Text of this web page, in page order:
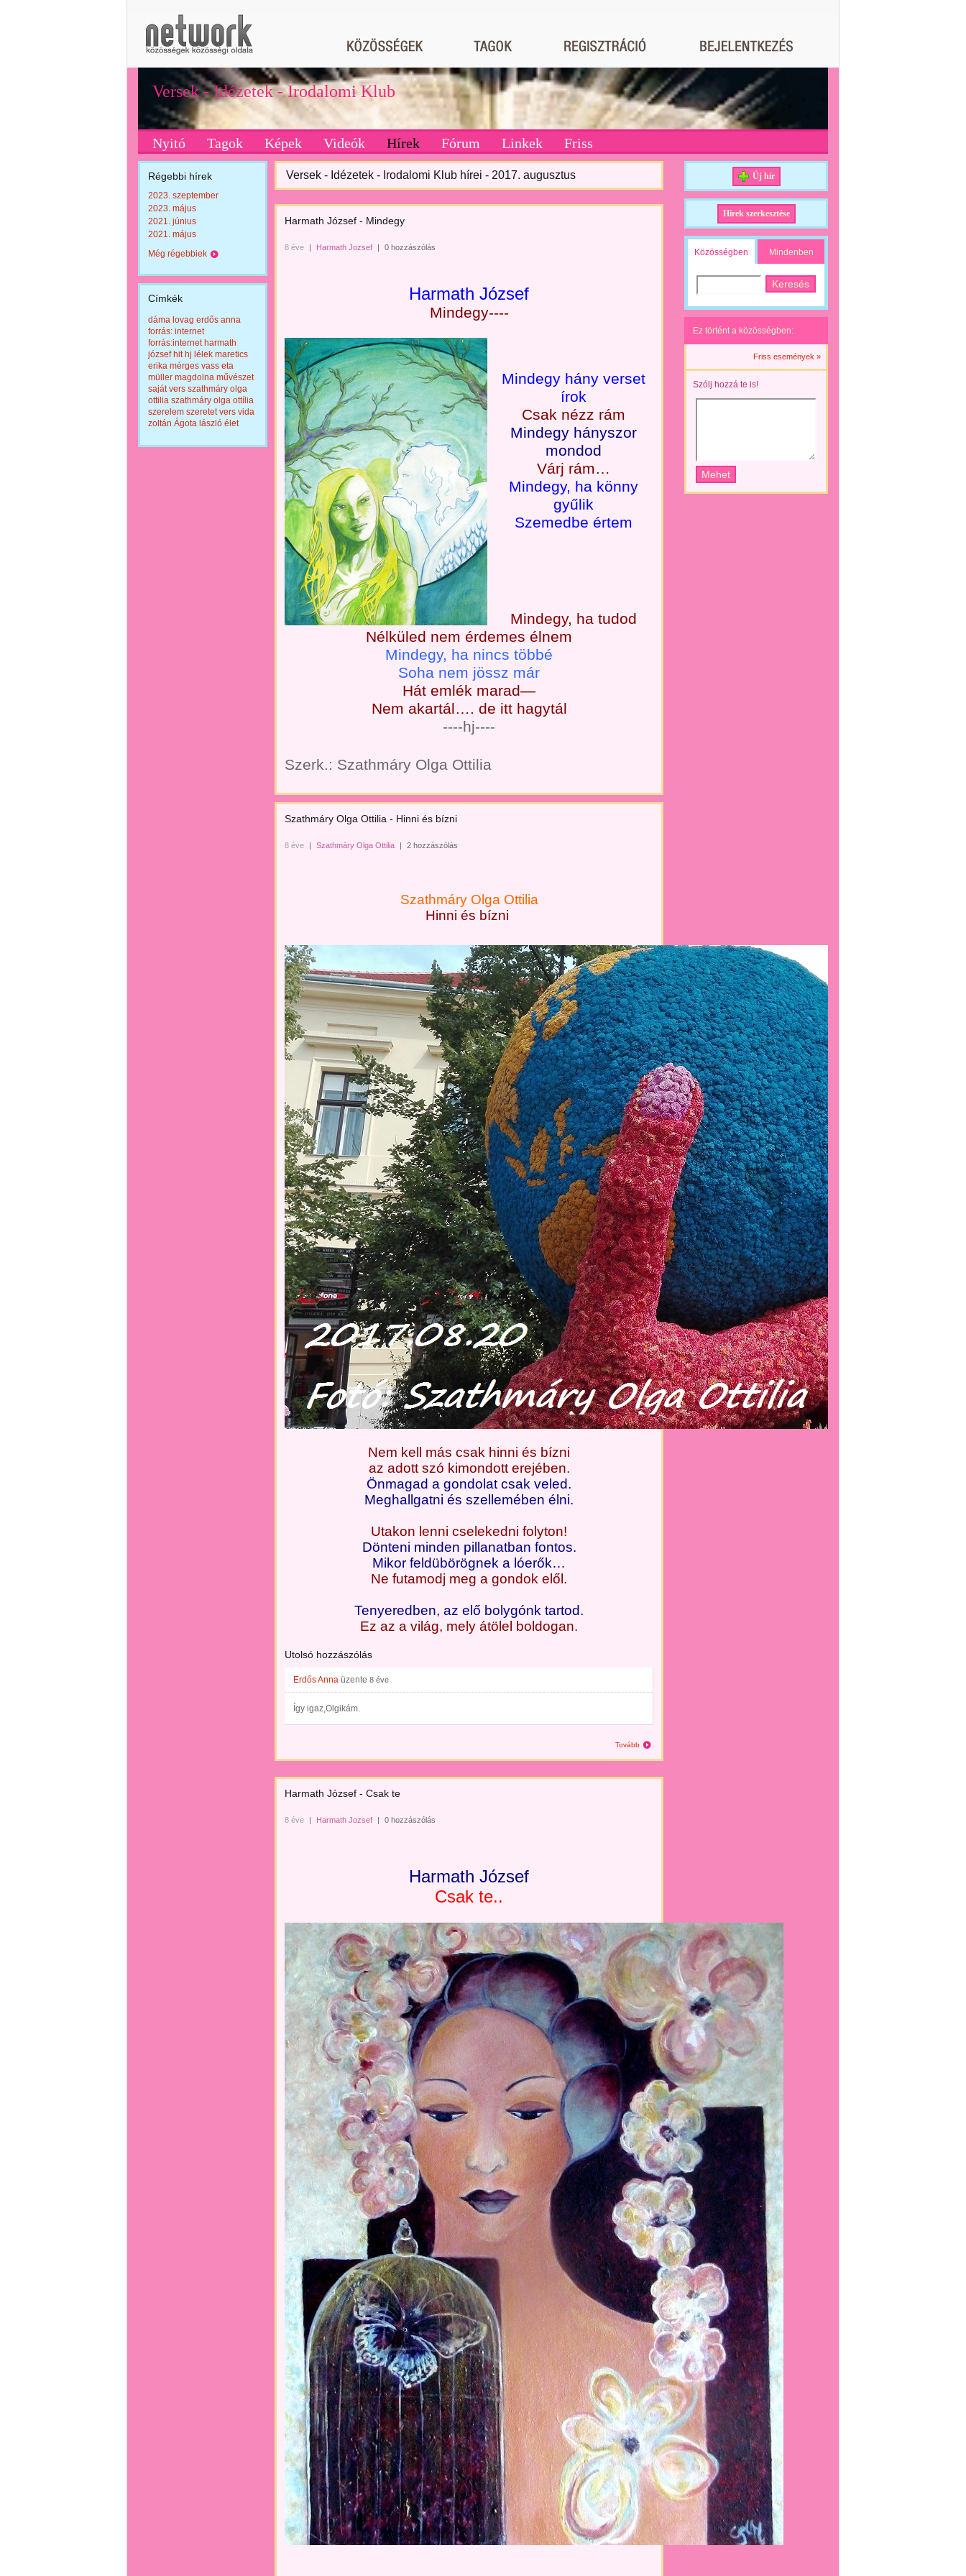
Versek - Idézetek - Irodalomi Klub
Nyitó Tagok Képek Videók Hírek Fórum Linkek Friss
Régebbi hírek
2023. szeptember
2023. május
2021. június
2021. május
Még régebbiek
Címkék
dáma lovag erdős anna
forrás: internet
forrás:internet harmath
józsef hit hj lélek maretics
erika mérges vass eta
müller magdolna művészet
saját vers szathmáry olga
ottilia szathmáry olga ottília
szerelem szeretet vers vida
zoltán Ágota lászló élet
Versek - Idézetek - Irodalomi Klub hírei - 2017. augusztus
Harmath József - Mindegy
8 éve | Harmath Jozsef | 0 hozzászólás
Harmath József
Mindegy----
Mindegy hány verset
írok
Csak nézz rám
Mindegy hányszor
mondod
Várj rám…
Mindegy, ha könny
gyűlik
Szemedbe értem
Mindegy, ha tudod
Nélküled nem érdemes élnem
Mindegy, ha nincs többé
Soha nem jössz már
Hát emlék marad—
Nem akartál…. de itt hagytál
----hj----
Szerk.: Szathmáry Olga Ottilia
Szathmáry Olga Ottilia - Hinni és bízni
8 éve | Szathmáry Olga Ottilia | 2 hozzászólás
Szathmáry Olga Ottilia
Hinni és bízni
Nem kell más csak hinni és bízni
az adott szó kimondott erejében.
Önmagad a gondolat csak veled.
Meghallgatni és szellemében élni.
Utakon lenni cselekedni folyton!
Dönteni minden pillanatban fontos.
Mikor feldübörögnek a lóerők…
Ne futamodj meg a gondok elől.
Tenyeredben, az elő bolygónk tartod.
Ez az a világ, mely átölel boldogan.
Utolsó hozzászólás
Erdős Anna üzente 8 éve
Így igaz,Olgikám.
Tovább
Harmath József - Csak te
8 éve | Harmath Jozsef | 0 hozzászólás
Harmath József
Csak te..
Új hír
Hírek szerkesztése
Közösségben Mindenben
Ez történt a közösségben:
Friss események »
Szólj hozzá te is!